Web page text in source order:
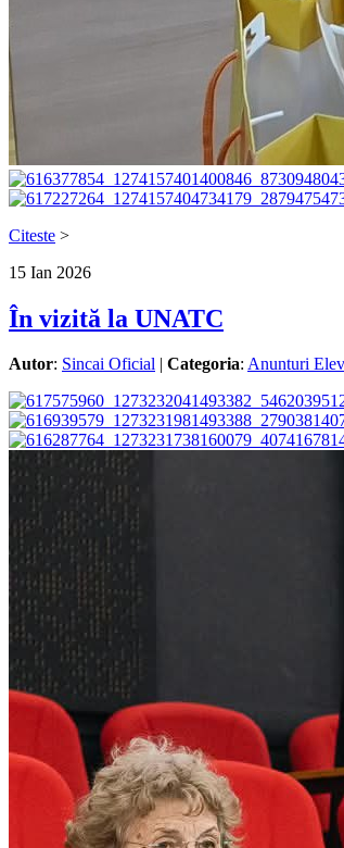
Citeste >
15 Ian 2026
În vizită la UNATC
Autor: Sincai Oficial | Categoria: Anunturi